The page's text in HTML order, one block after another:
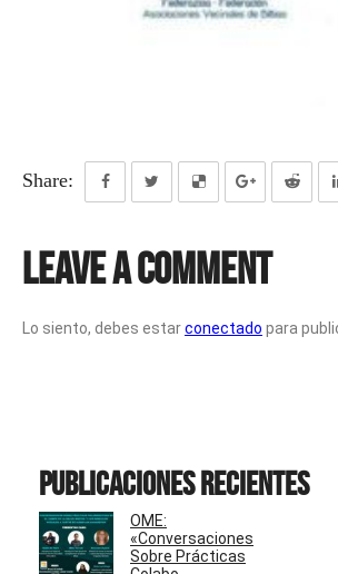
Share:
Leave a Comment
Lo siento, debes estarconectado para
Publicaciones recientes
OME:
«Conversaciones
Sobre Prácticas